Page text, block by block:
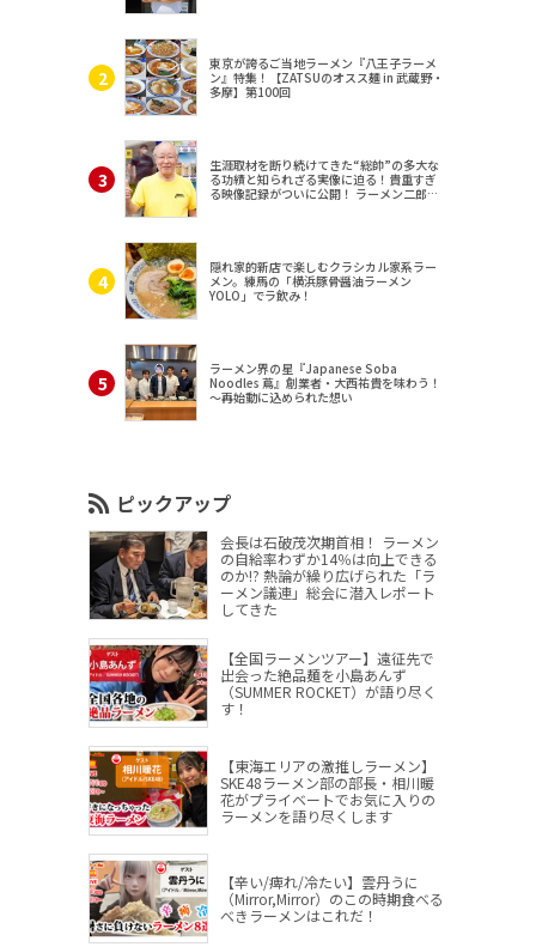
東京が誇るご当地ラーメン『八王子ラーメ
ン』特集！【ZATSUのオスス麺 in 武蔵野・
多摩】第100回
生涯取材を断り続けてきた“総帥”の多大な
る功績と知られざる実像に迫る！貴重すぎ
る映像記録がついに公開！ ラーメン二郎
隠れ家的新店で楽しむクラシカル家系ラー
メン。練馬の「横浜豚骨醤油ラーメン
YOLO」でラ飲み！
ラーメン界の星『Japanese Soba
Noodles 蔦』創業者・大西祐貴を味わう！
～再始動に込められた想い
ピックアップ
会長は石破茂次期首相！ ラーメン
の自給率わずか14％は向上できる
のか!? 熱論が繰り広げられた「ラ
ーメン議連」総会に潜入レポート
してきた
【全国ラーメンツアー】遠征先で
出会った絶品麺を小島あんず
（SUMMER ROCKET）が語り尽く
す！
【東海エリアの激推しラーメン】
SKE48ラーメン部の部長・相川暖
花がプライベートでお気に入りの
ラーメンを語り尽くします
【辛い/痺れ/冷たい】雲丹うに
（Mirror,Mirror）のこの時期食べる
べきラーメンはこれだ！